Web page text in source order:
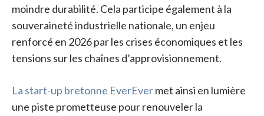
moindre durabilité. Cela participe également à la
souveraineté industrielle nationale, un enjeu
renforcé en 2026 par les crises économiques et les
tensions sur les chaînes d’approvisionnement.
La start-up bretonne EverEvermet ainsi en lumière
une piste prometteuse pour renouveler la